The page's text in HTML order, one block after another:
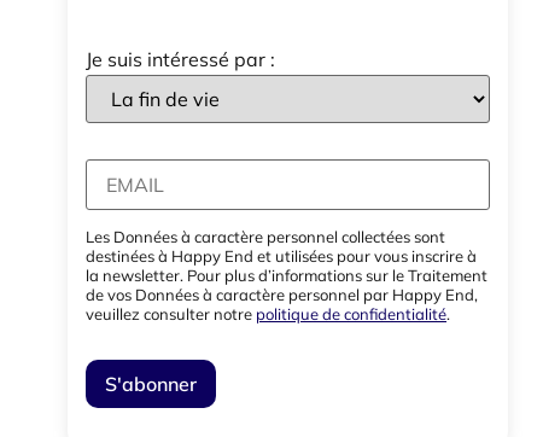
Je suis intéressé par :
Les Données à caractère personnel collectées sont
destinées à Happy End et utilisées pour vous inscrire à
la newsletter. Pour plus d’informations sur le Traitement
de vos Données à caractère personnel par Happy End,
veuillez consulter notre politique de confidentialité.